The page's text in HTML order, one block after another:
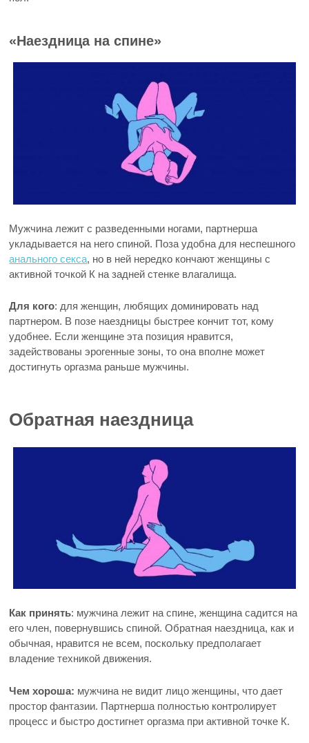
«Наездница на спине»
Мужчина лежит с разведенными ногами, партнерша
укладывается на него спиной. Поза удобна для неспешного
анального секса, но в ней нередко кончают женщины с
активной точкой К на задней стенке влагалища.
Для кого: для женщин, любящих доминировать над
партнером. В позе наездницы быстрее кончит тот, кому
удобнее. Если женщине эта позиция нравится,
задействованы эрогенные зоны, то она вполне может
достигнуть оргазма раньше мужчины.
Обратная наездница
Как принять: мужчина лежит на спине, женщина садится на
его член, повернувшись спиной. Обратная наездница, как и
обычная, нравится не всем, поскольку предполагает
владение техникой движения.
Чем хороша: мужчина не видит лицо женщины, что дает
простор фантазии. Партнерша полностью контролирует
процесс и быстро достигнет оргазма при активной точке К.